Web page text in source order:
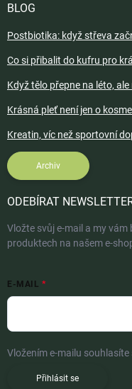
BLOG
Postbiotika: když střeva
Co si přibalit do kufru pro
Když tělo přepne na léto, ale
Krásná pleť není jen o
Kreatin, víc než sportovní
Archiv
ODEBÍRAT
Vložte svůj e-mail a my
produktech na našem e-
E-MAIL
Vložením e-mailu souhlasíte
Přihlásit se